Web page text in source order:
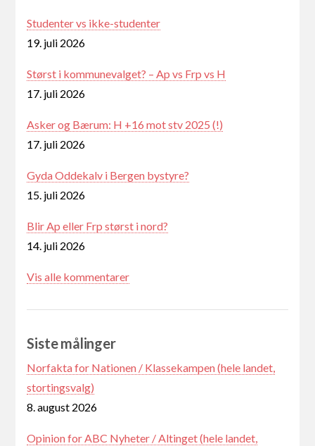
Studenter vs ikke-studenter
19. juli 2026
Størst i kommunevalget? – Ap vs Frp vs H
17. juli 2026
Asker og Bærum: H +16 mot stv 2025 (!)
17. juli 2026
Gyda Oddekalv i Bergen bystyre?
15. juli 2026
Blir Ap eller Frp størst i nord?
14. juli 2026
Vis alle kommentarer
Siste målinger
Norfakta for Nationen / Klassekampen (hele landet,
stortingsvalg)
8. august 2026
Opinion for ABC Nyheter / Altinget (hele landet,